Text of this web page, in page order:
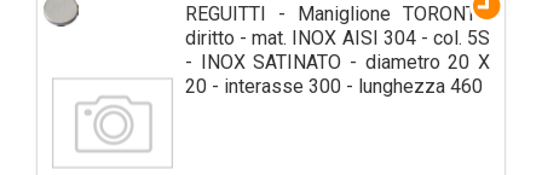
REGUITTI - Maniglione TORONTO
diritto - mat. INOX AISI 304 - col. 5S
- INOX SATINATO - diametro 20 X
20 - interasse 300 - lunghezza 460